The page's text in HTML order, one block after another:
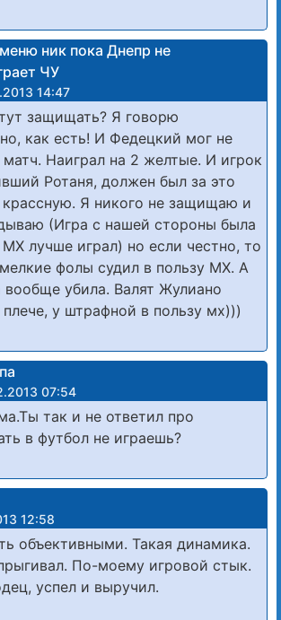
ник пока Днепр не
ЧУ
14:47
защищать? Я говорю
как есть! И Федецкий мог не
матч. Наиграл на 2 желтые. И игрок
Ротаня, должен был за это
крассную. Я никого не защищаю и
(Игра с нашей стороны была
лучше играл) но если честно, то
фолы судил в пользу МХ. А
вообще убила. Валят Жулиано
у штрафной в пользу мх)))
07:54
так и не ответил про
в футбол не играешь?
12:58
объективными. Такая динамика.
По-моему игровой стык.
успел и выручил.